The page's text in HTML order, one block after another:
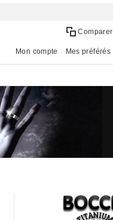
Comparer
Mon compte Mes préférés